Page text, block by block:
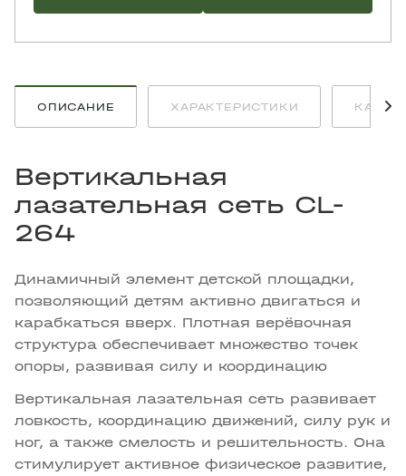
ОПИСАНИЕ ХАРАКТЕРИСТИКИ КАК
Вертикальная
лазательная сеть CL-
264
Динамичный элемент детской площадки,
позволяющий детям активно двигаться и
карабкаться вверх. Плотная верёвочная
структура обеспечивает множество точек
опоры, развивая силу и координацию
Вертикальная лазательная сеть развивает
ловкость, координацию движений, силу рук и
ног, а также смелость и решительность. Она
стимулирует активное физическое развитие,